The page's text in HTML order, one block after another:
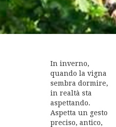
In inverno,
quando la vigna
sembra dormire,
in realtà sta
aspettando.
Aspetta un gesto
preciso, antico,